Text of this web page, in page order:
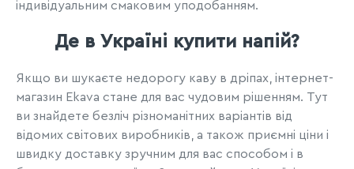
індивідуальним смаковим уподобанням.
Де в Україні купити напій?
Якщо ви шукаєте недорогу каву в дріпах, інтернет-
магазин Ekava стане для вас чудовим рішенням. Тут
ви знайдете безліч різноманітних варіантів від
відомих світових виробників, а також приємні ціни і
швидку доставку зручним для вас способом і в